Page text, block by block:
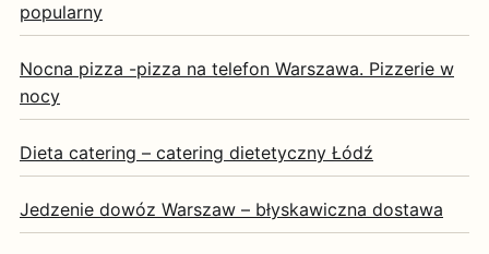
popularny
Nocna pizza -pizza na telefon Warszawa. Pizzerie w
nocy
Dieta catering – catering dietetyczny Łódź
Jedzenie dowóz Warszaw – błyskawiczna dostawa